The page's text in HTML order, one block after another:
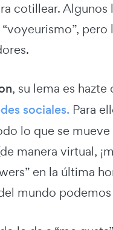
cotillear.
“voyeurismo”,
, su lema es
sociales. Para
lo que se
manera virtual,
en la última
mundo podemos